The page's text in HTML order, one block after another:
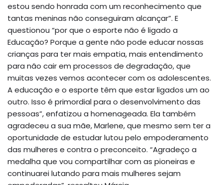
estou sendo honrada com um reconhecimento que
tantas meninas não conseguiram alcançar”. E
questionou “por que o esporte não é ligado a
Educação? Porque a gente não pode educar nossas
crianças para ter mais empatia, mais entendimento
para não cair em processos de degradação, que
muitas vezes vemos acontecer com os adolescentes.
A educação e o esporte têm que estar ligados um ao
outro. Isso é primordial para o desenvolvimento das
pessoas”, enfatizou a homenageada. Ela também
agradeceu a sua mãe, Marlene, que mesmo sem ter a
oportunidade de estudar lutou pelo empoderamento
das mulheres e contra o preconceito. “Agradeço a
medalha que vou compartilhar com as pioneiras e
continuarei lutando para mais mulheres sejam